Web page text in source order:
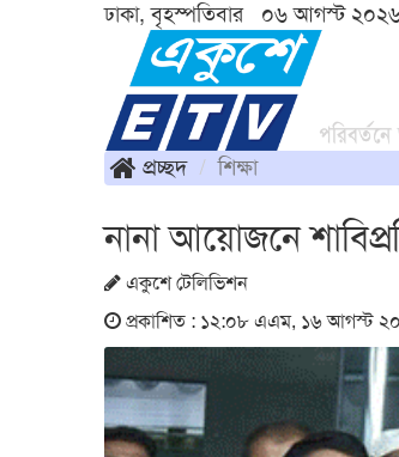
ঢাকা, বৃহস্পতিবার ০৬ আগস্ট
প্রচ্ছদ শিক্ষা
নানা আয়োজনে
একুশে টেলিভিশন
প্রকাশিত : ১২:০৮ এএম, ১৬ আগস্ট